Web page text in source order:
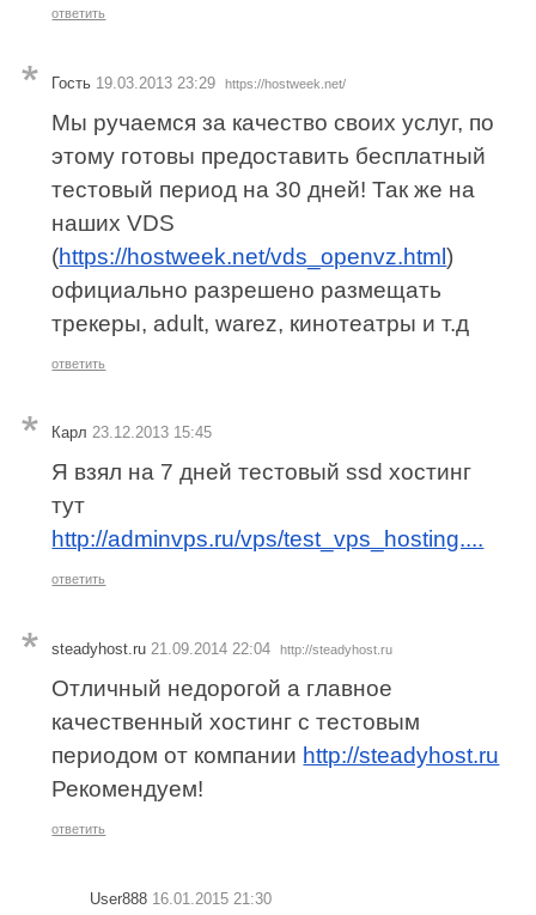
ответить
Гость 19.03.2013 23:29 https://hostweek.net/
Мы ручаемся за качество своих услуг, по
этому готовы предоставить бесплатный
тестовый период на 30 дней! Так же на
наших VDS
(https://hostweek.net/vds_openvz.html)
официально разрешено размещать
трекеры, adult, warez, кинотеатры и т.д
ответить
Карл 23.12.2013 15:45
Я взял на 7 дней тестовый ssd хостинг
тут
http://adminvps.ru/vps/test_vps_hosting....
ответить
steadyhost.ru 21.09.2014 22:04 http://steadyhost.ru
Отличный недорогой а главное
качественный хостинг с тестовым
периодом от компании http://steadyhost.ru
Рекомендуем!
ответить
User888 16.01.2015 21:30